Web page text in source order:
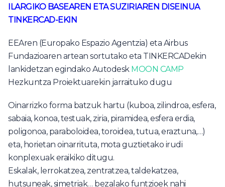
ILARGIKO BASEAREN ETA SUZIRIAREN DISEINUA
TINKERCAD-EKIN
EEAren (Europako Espazio Agentzia) eta Airbus
Fundazioaren artean sortutako eta TINKERCADekin
lankidetzan egindako Autodesk MOON CAMP
Hezkuntza Proiektuarekin jarraituko dugu
Oinarrizko forma batzuk hartu (kuboa, zilindroa, esfera,
sabaia, konoa, testuak, ziria, piramidea, esfera erdia,
poligonoa, paraboloidea, toroidea, tutua, eraztuna,…)
eta, horietan oinarrituta, mota guztietako irudi
konplexuak eraikiko ditugu.
Eskalak, lerrokatzea, zentratzea, taldekatzea,
hutsuneak, simetriak… bezalako funtzioek nahi